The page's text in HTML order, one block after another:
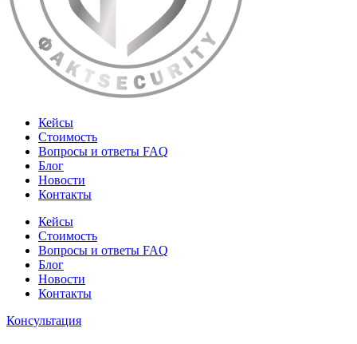
Кейсы
Стоимость
Вопросы и ответы FAQ
Блог
Новости
Контакты
Кейсы
Стоимость
Вопросы и ответы FAQ
Блог
Новости
Контакты
Консультация